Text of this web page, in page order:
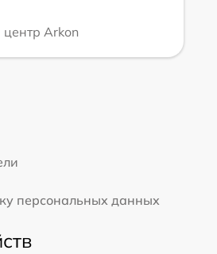
Arkon
персональных данных